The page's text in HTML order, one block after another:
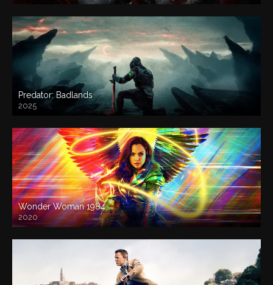
Predator: Badlands
2025
Wonder Woman 1984
2020